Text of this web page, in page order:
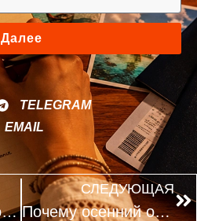
Далее
TELEGRAM
EMAIL
Как не пожалеть о выбранном направлении для летнего отдыха
СЛЕДУЮЩАЯ
Почему осенний отпуск часто получается выгоднее летнего